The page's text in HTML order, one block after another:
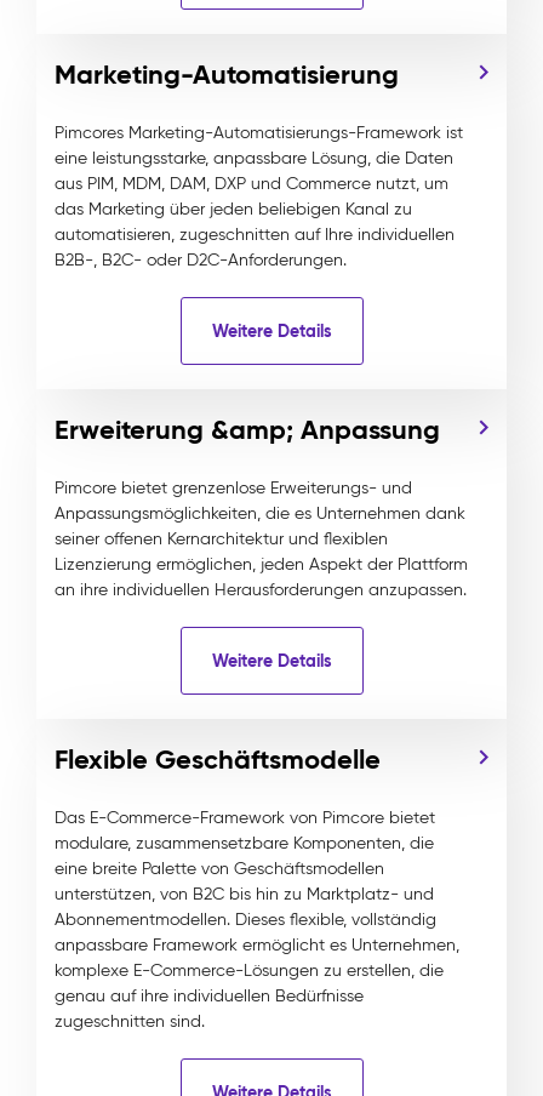
Marketing-Automatisierung
Pimcores Marketing-Automatisierungs-Framework ist
eine leistungsstarke, anpassbare Lösung, die Daten
aus PIM, MDM, DAM, DXP und Commerce nutzt, um
das Marketing über jeden beliebigen Kanal zu
automatisieren, zugeschnitten auf Ihre individuellen
B2B-, B2C- oder D2C-Anforderungen.
Weitere Details
Erweiterung &amp; Anpassung
Pimcore bietet grenzenlose Erweiterungs- und
Anpassungsmöglichkeiten, die es Unternehmen dank
seiner offenen Kernarchitektur und flexiblen
Lizenzierung ermöglichen, jeden Aspekt der Plattform
an ihre individuellen Herausforderungen anzupassen.
Weitere Details
Flexible Geschäftsmodelle
Das E-Commerce-Framework von Pimcore bietet
modulare, zusammensetzbare Komponenten, die
eine breite Palette von Geschäftsmodellen
unterstützen, von B2C bis hin zu Marktplatz- und
Abonnementmodellen. Dieses flexible, vollständig
anpassbare Framework ermöglicht es Unternehmen,
komplexe E-Commerce-Lösungen zu erstellen, die
genau auf ihre individuellen Bedürfnisse
zugeschnitten sind.